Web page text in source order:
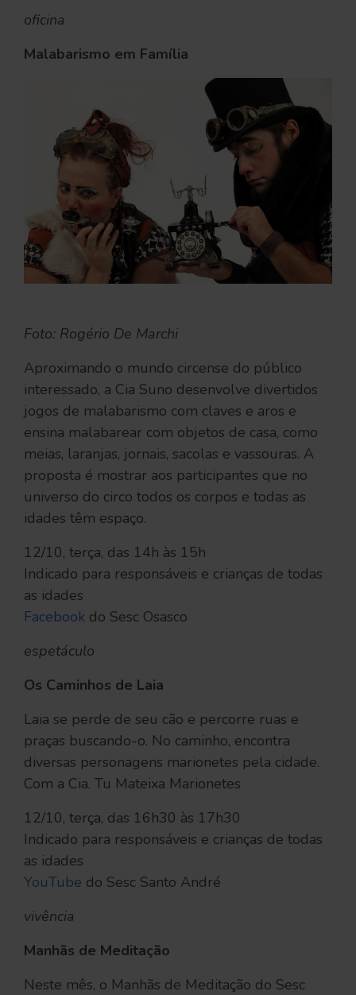
oficina
Malabarismo em Família
Foto: Rogério De Marchi
Aproximando o mundo circense do público
interessado, a Cia Suno desenvolve divertidos
jogos de malabarismo com claves e aros e
ensina malabarear com objetos de casa, como
meias, laranjas, jornais, sacolas e vassouras. A
proposta é mostrar aos participantes que no
universo do circo todos os corpos e todas as
idades têm espaço.
12/10, terça, das 14h às 15h
Indicado para responsáveis e crianças de todas
as idades
Facebook do Sesc Osasco
espetáculo
Os Caminhos de Laia
Laia se perde de seu cão e percorre ruas e
praças buscando-o. No caminho, encontra
diversas personagens marionetes pela cidade.
Com a Cia. Tu Mateixa Marionetes
12/10, terça, das 16h30 às 17h30
Indicado para responsáveis e crianças de todas
as idades
YouTube do Sesc Santo André
vivência
Manhãs de Meditação
Neste mês, o Manhãs de Meditação do Sesc